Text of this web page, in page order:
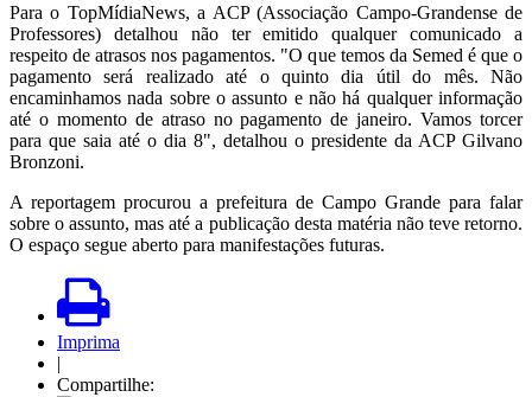
Para o TopMídiaNews, a ACP (Associação Campo-Grandense de
Professores) detalhou não ter emitido qualquer comunicado a
respeito de atrasos nos pagamentos. "O que temos da Semed é que o
pagamento será realizado até o quinto dia útil do mês. Não
encaminhamos nada sobre o assunto e não há qualquer informação
até o momento de atraso no pagamento de janeiro. Vamos torcer
para que saia até o dia 8", detalhou o presidente da ACP Gilvano
Bronzoni.
A reportagem procurou a prefeitura de Campo Grande para falar
sobre o assunto, mas até a publicação desta matéria não teve retorno.
O espaço segue aberto para manifestações futuras.
Imprima
|
Compartilhe: